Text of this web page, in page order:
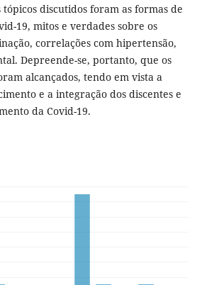
discutidos foram as formas de
19, mitos e verdades sobre os
correlações com hipertensão,
Depreende-se, portanto, que os
alcançados, tendo em vista a
e a integração dos discentes e
da Covid-19.